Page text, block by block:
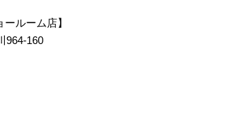
ルーム店】
964-160